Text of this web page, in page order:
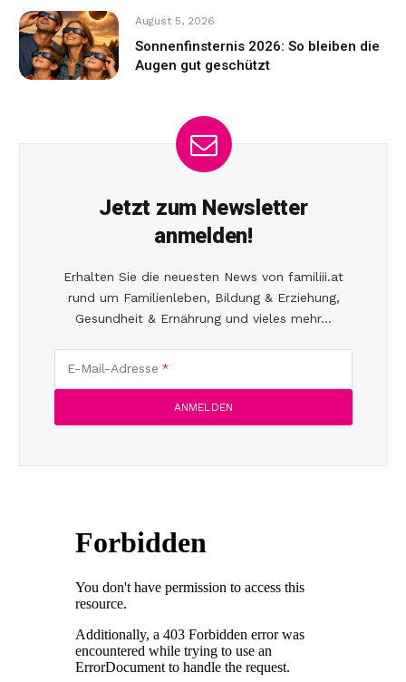
August 5, 2026
Sonnenfinsternis 2026: So bleiben die
Augen gut geschützt
Jetzt zum Newsletter
anmelden!
Erhalten Sie die neuesten News von familiii.at
rund um Familienleben, Bildung & Erziehung,
Gesundheit & Ernährung und vieles mehr...
E-Mail-Adresse